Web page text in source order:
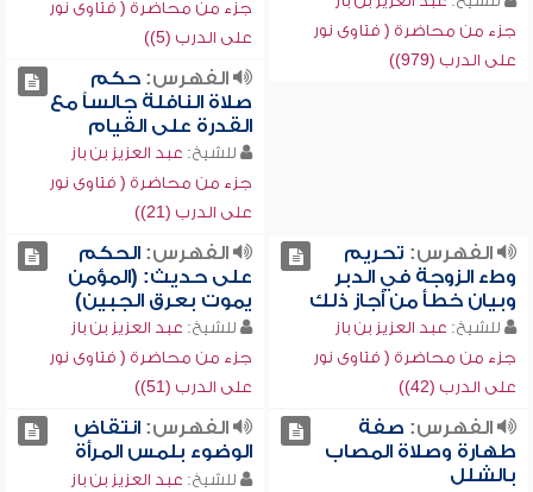
جزء من محاضرة ( فتاوى نور
على الدرب (979))
جزء من محاضرة ( فتاوى نور
على الدرب (5))
الفهرس:حكم
صلاة النافلة جالساً مع
القدرة على القيام
للشيخ: عبد العزيز بن باز
جزء من محاضرة ( فتاوى نور
على الدرب (21))
الفهرس: تحريم
وطء الزوجة في الدبر
وبيان خطأ من أجاز ذلك
للشيخ: عبد العزيز بن باز
جزء من محاضرة ( فتاوى نور
على الدرب (42))
الفهرس:الحكم
على حديث: (المؤمن
يموت بعرق الجبين)
للشيخ: عبد العزيز بن باز
جزء من محاضرة ( فتاوى نور
على الدرب (51))
الفهرس: صفة
طهارة وصلاة المصاب
بالشلل
الفهرس:انتقاض
الوضوء بلمس المرأة
للشيخ: عبد العزيز بن باز